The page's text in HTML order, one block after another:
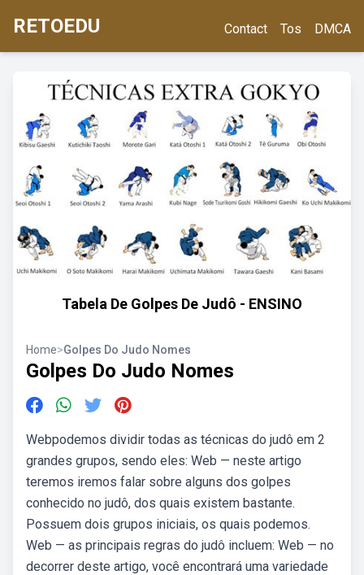
RETOEDU Contact Tos DMCA
Tabela De Golpes De Judô - ENSINO
Home>Golpes Do Judo Nomes
Golpes Do Judo Nomes
Webpodemos dividir todas as técnicas do judô em 2
grandes grupos, sendo eles: Web — neste artigo
teremos iremos falar sobre alguns dos golpes
conhecido no judô, dos quais existem bastante.
Possuem dois grupos iniciais, os quais podemos.
Web — as principais regras do judô incluem: Web — no
decorrer deste artigo, você encontrará uma variedade